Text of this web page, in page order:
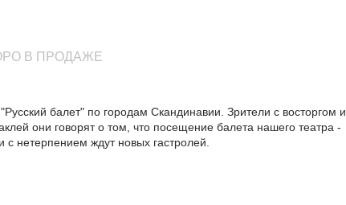
В ПРОДАЖЕ
балет" по городам Скандинавии. Зрители с восторгом и
они говорят о том, что посещение балета нашего театра -
нетерпением ждут новых гастролей.